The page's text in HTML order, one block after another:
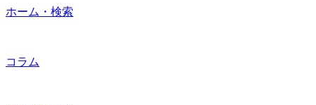
ホーム・検索
コラム